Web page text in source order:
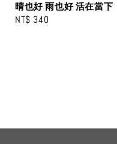
晴也好 雨也好 活在當下
Regular
NT$ 340